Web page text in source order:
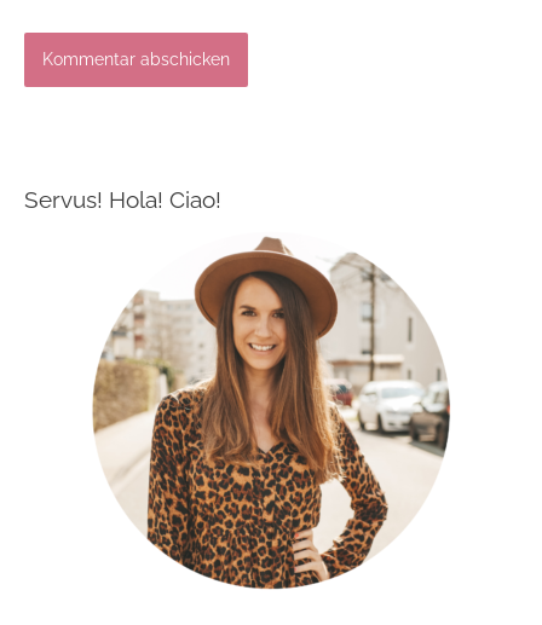
Servus! Hola! Ciao!